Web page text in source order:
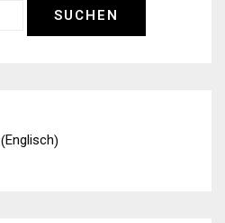
(Englisch)